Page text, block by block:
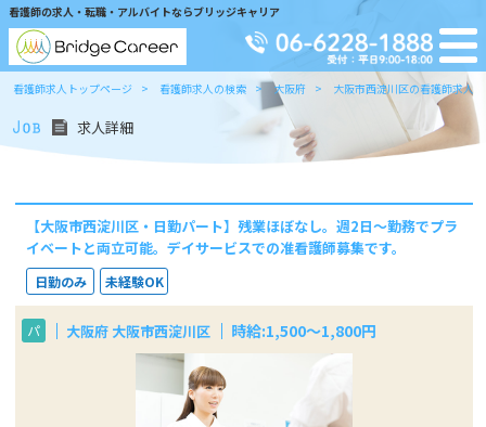
看護師の求人・転職・アルバイトならブリッジキャリア
看護師求人トップページ 看護師求人の検索 大阪府 大阪市西淀川区の看護師求人
求人詳細
【大阪市西淀川区・日勤パート】残業ほぼなし。週2日～勤務でプラ
イベートと両立可能。デイサービスでの准看護師募集です。
日勤のみ 未経験OK
パ 大阪府 大阪市西淀川区 時給:1,500～1,800円